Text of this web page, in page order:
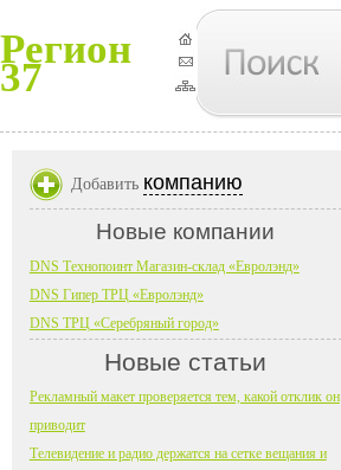
Регион
37
Добавить компанию
Новые компании
DNS Технопоинт Магазин-склад «Евролэнд»
DNS Гипер ТРЦ «Евролэнд»
DNS ТРЦ «Серебряный город»
Новые статьи
Рекламный макет проверяется тем, какой отклик он
приводит
Телевидение и радио держатся на сетке вещания и